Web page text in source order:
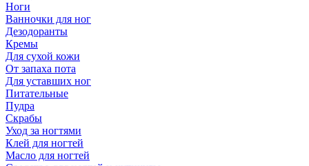
Ноги
Ванночки для ног
Дезодоранты
Кремы
Для сухой кожи
От запаха пота
Для уставших ног
Питательные
Пудра
Скрабы
Уход за ногтями
Клей для ногтей
Масло для ногтей